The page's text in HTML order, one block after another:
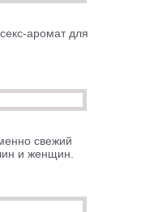
аромат для
свежий
и женщин.